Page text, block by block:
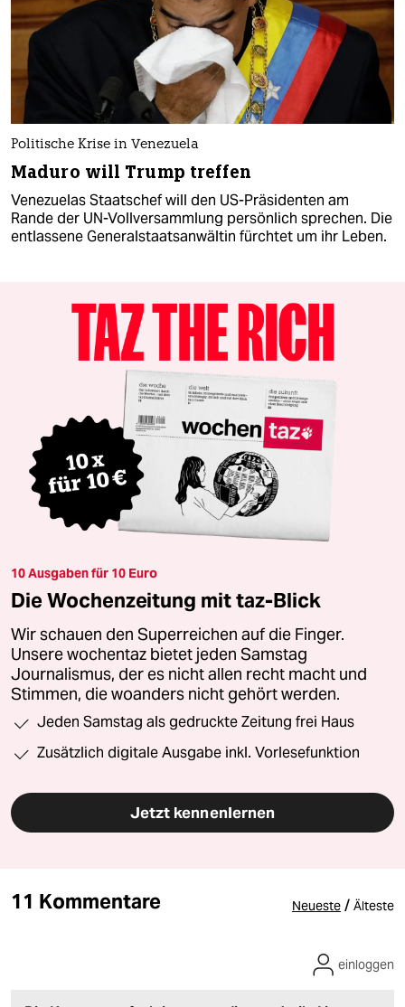
Politische Krise in Venezuela
Maduro will Trump treffen
Venezuelas Staatschef will den US-Präsidenten am
Rande der UN-Vollversammlung persönlich sprechen. Die
entlassene Generalstaatsanwältin fürchtet um ihr Leben.
10 Ausgaben für 10 Euro
Die Wochenzeitung mit taz-Blick
Wir schauen den Superreichen auf die Finger.
Unsere wochentaz bietet jeden Samstag
Journalismus, der es nicht allen recht macht und
Stimmen, die woanders nicht gehört werden.
Jeden Samstag als gedruckte Zeitung frei Haus
Zusätzlich digitale Ausgabe inkl. Vorlesefunktion
Jetzt kennenlernen
11 Kommentare Neueste / Älteste
einloggen